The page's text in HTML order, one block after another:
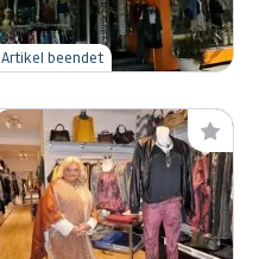
Artikel beendet